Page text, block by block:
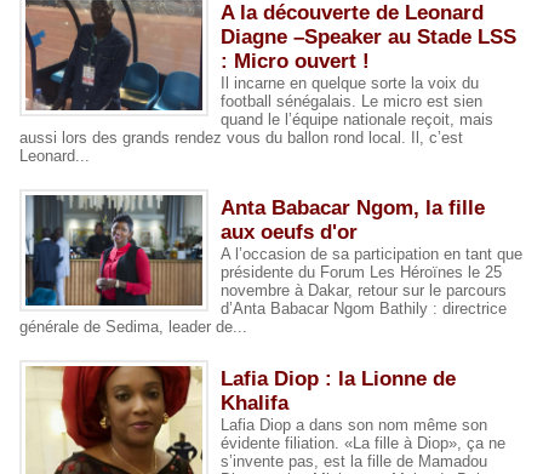
A la découverte de Leonard
Diagne –Speaker au Stade LSS
: Micro ouvert !
Il incarne en quelque sorte la voix du
football sénégalais. Le micro est sien
quand le l’équipe nationale reçoit, mais
aussi lors des grands rendez vous du ballon rond local. Il, c’est
Leonard...
Anta Babacar Ngom, la fille
aux oeufs d'or
A l’occasion de sa participation en tant que
présidente du Forum Les Héroïnes le 25
novembre à Dakar, retour sur le parcours
d’Anta Babacar Ngom Bathily : directrice
générale de Sedima, leader de...
Lafia Diop : la Lionne de
Khalifa
Lafia Diop a dans son nom même son
évidente filiation. «La fille à Diop», ça ne
s’invente pas, est la fille de Mamadou